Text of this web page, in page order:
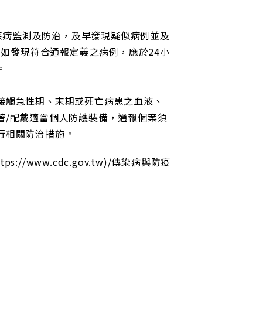
測及防治，及早發現疑似病例並及
發現符合通報定義之病例，應於24小
急性期、末期或死亡病患之血液、
配戴適當個人防護裝備，通報個案須
關防治措施。
www.cdc.gov.tw)/傳染病與防疫